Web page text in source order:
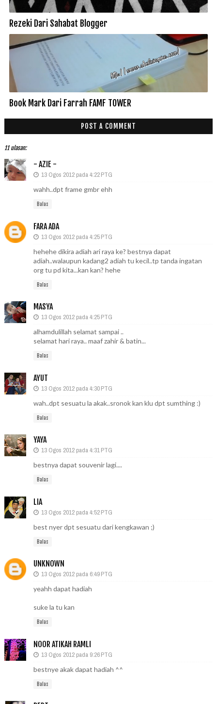
Rezeki Dari Sahabat Blogger
Book Mark Dari Farrah FAMF TOWER
POST A COMMENT
11 ulasan:
- AZIE -
13 Ogos 2012 pada 4:22 PTG
wahh..dpt frame gmbr ehh
Balas
FARA ADA
13 Ogos 2012 pada 4:25 PTG
hehehe dikira adiah ari raya ke? bestnya dapat
adiah..walaupun kadang2 adiah tu kecil..tp tanda ingatan
org tu pd kita...kan kan? hehe
Balas
MASYA
13 Ogos 2012 pada 4:25 PTG
alhamdulillah selamat sampai ..
selamat hari raya.. maaf zahir & batin...
Balas
AYUT
13 Ogos 2012 pada 4:30 PTG
wah..dpt sesuatu la akak..sronok kan klu dpt sumthing :)
Balas
YAYA
13 Ogos 2012 pada 4:31 PTG
bestnya dapat souvenir lagi....
Balas
LIA
13 Ogos 2012 pada 4:52 PTG
best nyer dpt sesuatu dari kengkawan ;)
Balas
UNKNOWN
13 Ogos 2012 pada 6:49 PTG
yeahh dapat hadiah
suke la tu kan
Balas
NOOR ATIKAH RAMLI
13 Ogos 2012 pada 9:26 PTG
bestnye akak dapat hadiah ^^
Balas